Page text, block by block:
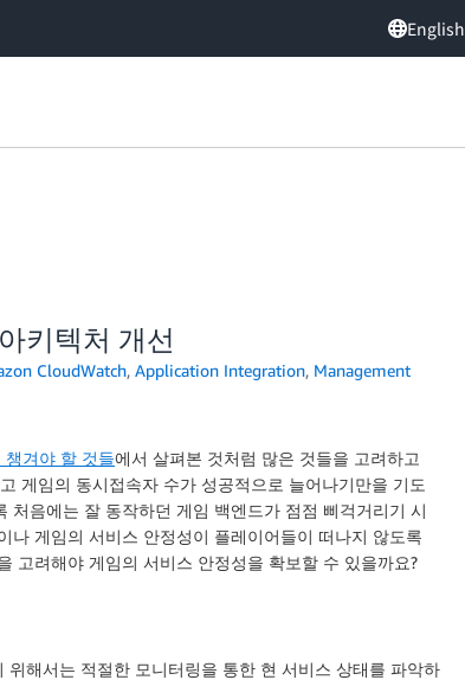
English
키텍처 개선
CloudWatch, Application Integration, Management
챙겨야 할 것들에서 살펴본 것처럼 많은 것들을 고려하고
게임의 동시접속자 수가 성공적으로 늘어나기만을 기도
처음에는 잘 동작하던 게임 백엔드가 점점 삐걱거리기 시
나 게임의 서비스 안정성이 플레이어들이 떠나지 않도록
고려해야 게임의 서비스 안정성을 확보할 수 있을까요?
해서는 적절한 모니터링을 통한 현 서비스 상태를 파악하